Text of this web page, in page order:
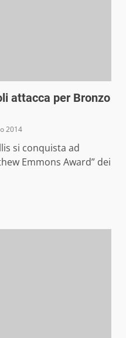
attacca per Bronzo
2014
si conquista ad
Emmons Award” dei